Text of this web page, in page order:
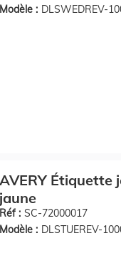
Modèle : DLSWEDREV-
AVERY Étiquette
jaune
Réf : SC-72000017
Modèle : DLSTUEREV-